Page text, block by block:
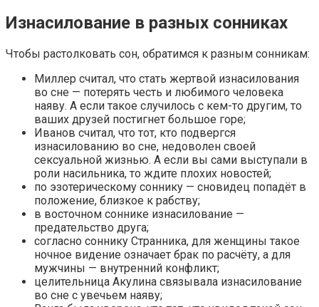
Изнасилование в разных сонниках
Чтобы растолковать сон, обратимся к разным сонникам:
Миллер считал, что стать жертвой изнасилования
во сне — потерять честь и любимого человека
наяву. А если такое случилось с кем-то другим, то
ваших друзей постигнет большое горе;
Иванов считал, что тот, кто подвергся
изнасилованию во сне, недоволен своей
сексуальной жизнью. А если вы сами выступали в
роли насильника, то ждите плохих новостей;
по эзотерическому соннику — сновидец попадёт в
положение, близкое к рабству;
в восточном соннике изнасилование —
предательство друга;
согласно соннику Странника, для женщины такое
ночное видение означает брак по расчёту, а для
мужчины — внутренний конфликт;
целительница Акулина связывала изнасилование
во сне с увечьем наяву;